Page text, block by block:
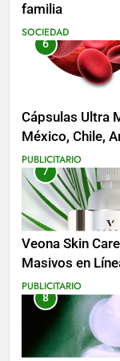
familia
SOCIEDAD
6
Cápsulas Ultra
México, Chile,
Costa Rica y Más
PUBLICITARIO
7
Veona Skin
Masivos en
PUBLICITARIO
8